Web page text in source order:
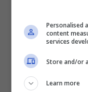
del beso.Si
case gialle
giovani, Luis e
amore
Personalised
content
services
Store and/or
Learn more